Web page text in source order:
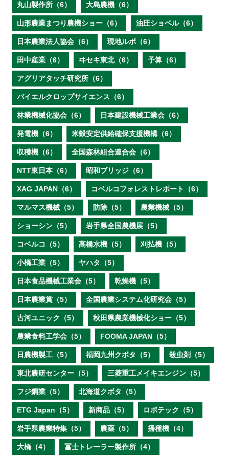
丸山製作所（6） 大島農機（6）
山形農業まつり農機ショー（6） 油圧ショベル（6）
日本農業法人協会（6） 現地ルポ（6）
田中産業（6） ヰセキ東北（6） 予算（6）
アグリアタッチ研究所（6）
バイエルクロップサイエンス（6）
林業機械化協会（6） 日本建設機械工業会（6）
発電機（6） 米穀安定供給確保支援機構（6）
収穫機（6） 全国森林組合連合会（6）
NTT東日本（6） 昭和ブリッジ（6）
XAG JAPAN（6） コベルコフォレストレポート（6）
マルマス機械（5） 防除（5） 農業機械（5）
ショーシン（5） 岩手県全国農機展（5）
コベルコ（5） 髙橋水機（5） 刈払機（5）
小橋工業（5） ヤハタ（5）
日本食品機械工業会（5） 乾燥機（5）
日本農業賞（5） 全国農業システム化研究会（5）
古河ユニック（5） 秋田県農業機械化ショー（5）
農業食料工学会（5） FOOMA JAPAN（5）
日農機製工（5） 福岡九州クボタ（5） 殺虫剤（5）
東北農研センター（5） 三菱重工メイキエンジン（5）
フジ鋼業（5） 北海道クボタ（5）
ETG Japan（5） 新商品（5） ロボテック（5）
岩手県農業特集（5） 農薬（5） 播種機（4）
大橋（4） 冨士トレーラー製作所（4）